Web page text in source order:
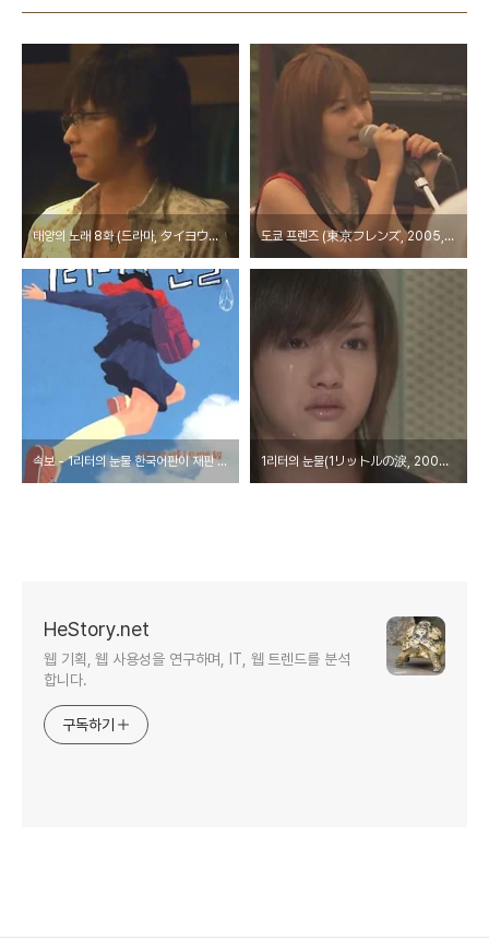
태양의 노래 8화 (드라마, タイヨウのうた, 2006) 도쿄 프렌즈 (東京フレンズ, 2005, 일드)
속보 - 1리터의 눈물 한국어판이 재판 되었습니다. 1리터의 눈물(1リットルの淚, 2005, 일드)
HeStory.net
웹 기획, 웹 사용성을 연구하며, IT, 웹 트렌드를 분석
합니다.
구독하기